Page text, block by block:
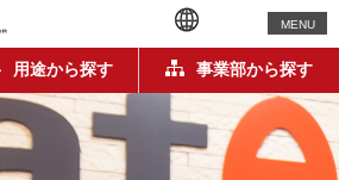
MENU
用途から探す 事業部から探す